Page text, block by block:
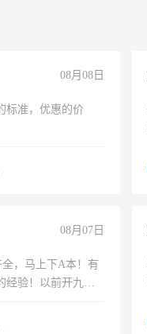
08月08日
标准，优惠的价
08月07日
，马上下A本！有
经验！以前开九米